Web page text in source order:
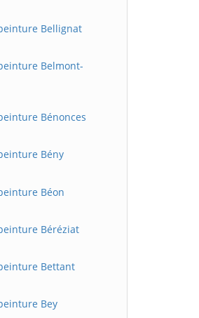
Bellignat
Belmont-
Bénonces
Bény
Béon
Béréziat
Bettant
Bey